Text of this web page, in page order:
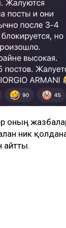
оның
ник
айтты.